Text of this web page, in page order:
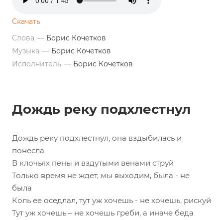
Скачать
Слова — Борис Кочетков
Музыка — Борис Кочетков
Исполнитель — Борис Кочетков
Дождь реку подхлестнул
Дождь реку подхлестнул, она вздыбилась и
понесла
В клочьях пены и вздутыми венами струй
Только время не ждет, мы выходим, была - не
была
Коль ее оседлал, тут уж хочешь - не хочешь, рискуй
Тут уж хочешь – не хочешь греби, а иначе беда